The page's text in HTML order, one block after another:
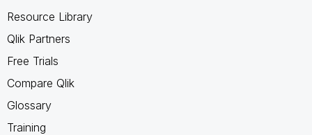
Resource Library
Qlik Partners
Free Trials
Compare Qlik
Glossary
Training